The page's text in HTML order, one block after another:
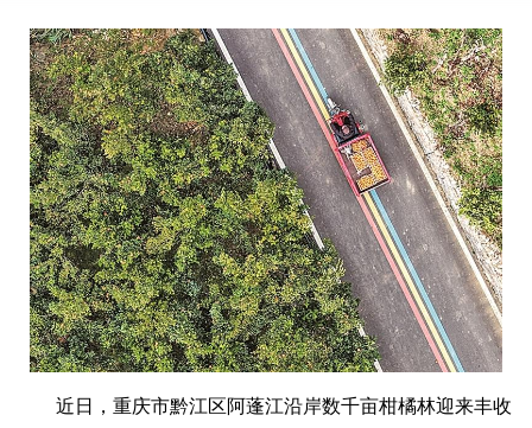
近日，重庆市黔江区阿蓬江沿岸数千亩柑橘林迎来丰收